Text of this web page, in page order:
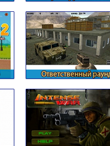
Ответственный